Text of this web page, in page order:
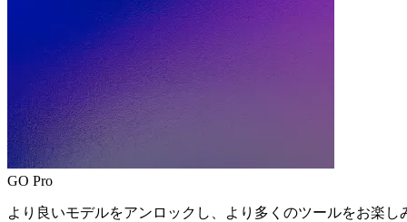
GO Pro
より良いモデルをアンロックし、より多くのツールをお楽し